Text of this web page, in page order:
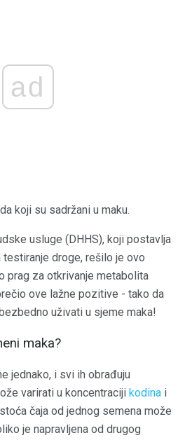
ad
koji su sadržani u maku.
usluge (DHHS), koji postavlja
droge, rešilo je ovo
prag za otkrivanje metabolita
ove lažne pozitive - tako da
uživati ​​u sjeme maka!
maka?
jednako, i svi ih obrađuju
varirati u koncentraciji kodina i
čaja od jednog semena može
je napravljena od drugog